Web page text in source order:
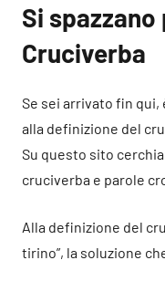
Si
Cruciverba
Se sei arrivato fin qui,
alla definizione del
Su questo sito
cruciverba e parole
Alla definizione del
tirino”, la soluzione